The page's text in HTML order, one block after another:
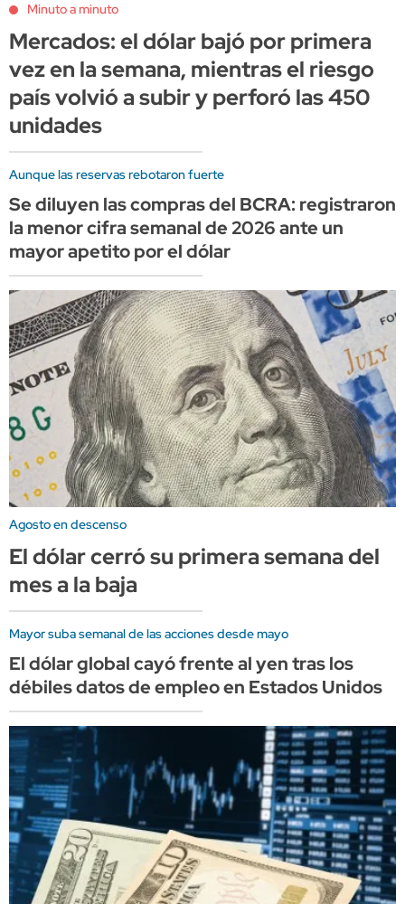
Minuto a minuto
Mercados: el dólar bajó por primera
vez en la semana, mientras el riesgo
país volvió a subir y perforó las 450
unidades
Aunque las reservas rebotaron fuerte
Se diluyen las compras del BCRA: registraron
la menor cifra semanal de 2026 ante un
mayor apetito por el dólar
Agosto en descenso
El dólar cerró su primera semana del
mes a la baja
Mayor suba semanal de las acciones desde mayo
El dólar global cayó frente al yen tras los
débiles datos de empleo en Estados Unidos